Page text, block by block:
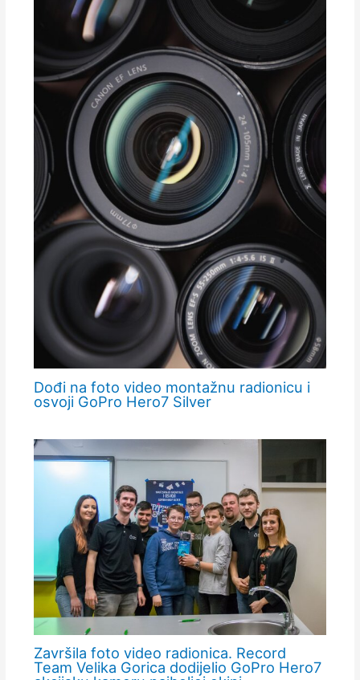
Dođi na foto video montažnu radionicu i
osvoji GoPro Hero7 Silver
Završila foto video radionica. Record
Team Velika Gorica dodijelio GoPro Hero7